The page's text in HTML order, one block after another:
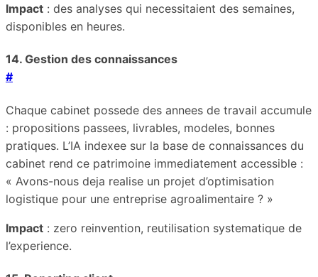
Impact : des analyses qui necessitaient des semaines,
disponibles en heures.
14. Gestion des connaissances
#
Chaque cabinet possede des annees de travail accumule
: propositions passees, livrables, modeles, bonnes
pratiques. L’IA indexee sur la base de connaissances du
cabinet rend ce patrimoine immediatement accessible :
« Avons-nous deja realise un projet d’optimisation
logistique pour une entreprise agroalimentaire ? »
Impact : zero reinvention, reutilisation systematique de
l’experience.